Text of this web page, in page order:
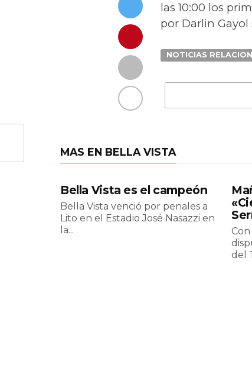
las 10:00 los
por Darlin
NOTICIAS
MAS EN BELLA VISTA
Bella Vista es el campeón
Bella Vista venció por penales a
Lito en el Estadio José Nasazzi en
la...
del